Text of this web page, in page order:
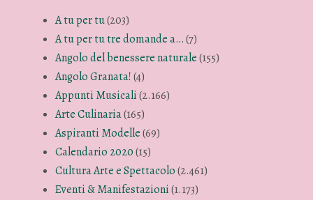
A tu per tu(203)
A tu per tu tre domande a…(7)
Angolo del benessere naturale(155)
Angolo Granata!(4)
Appunti Musicali(2.166)
Arte Culinaria(165)
Aspiranti Modelle(69)
Calendario 2020(15)
Cultura Arte e Spettacolo(2.461)
Eventi & Manifestazioni(1.173)